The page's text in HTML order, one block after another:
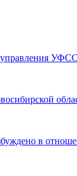
управления
в